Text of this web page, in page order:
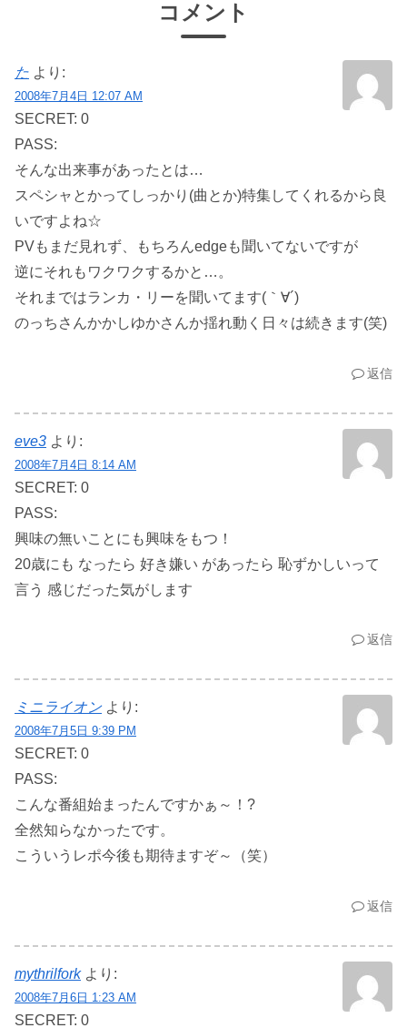
コメント
た より:
2008年7月4日 12:07 AM
SECRET: 0
PASS:
そんな出来事があったとは…
スペシャとかってしっかり(曲とか)特集してくれるから良
いですよね☆
PVもまだ見れず、もちろんedgeも聞いてないですが
逆にそれもワクワクするかと…。
それまではランカ・リーを聞いてます(｀∀´)
のっちさんかかしゆかさんか揺れ動く日々は続きます(笑)
返信
eve3 より:
2008年7月4日 8:14 AM
SECRET: 0
PASS:
興味の無いことにも興味をもつ！
20歳にも なったら 好き嫌い があったら 恥ずかしいって
言う 感じだった気がします
返信
ミニライオン より:
2008年7月5日 9:39 PM
SECRET: 0
PASS:
こんな番組始まったんですかぁ～！?
全然知らなかったです。
こういうレポ今後も期待ますぞ～（笑）
返信
mythrilfork より:
2008年7月6日 1:23 AM
SECRET: 0